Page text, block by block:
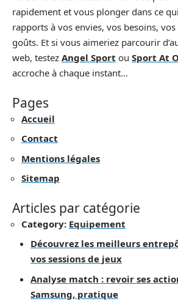
rapidement et vous plonger dans ce
rapports à vos envies, vos besoins,
goûts. Et si vous aimeriez parcourir
web, testez Angel Sport ou Sport At
accroche à chaque instant…
Pages
Accueil
Contact
Mentions légales
Sitemap
Articles par catégorie
Category: Equipement
Découvrez les meilleurs
vos sessions de jeux
Analyse match : revoir ses
Samsung, pratique